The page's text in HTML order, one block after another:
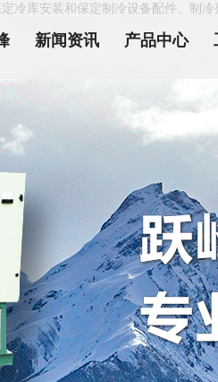
冷库安装和保定制冷设备配件、制冷
新闻资讯 产品中心